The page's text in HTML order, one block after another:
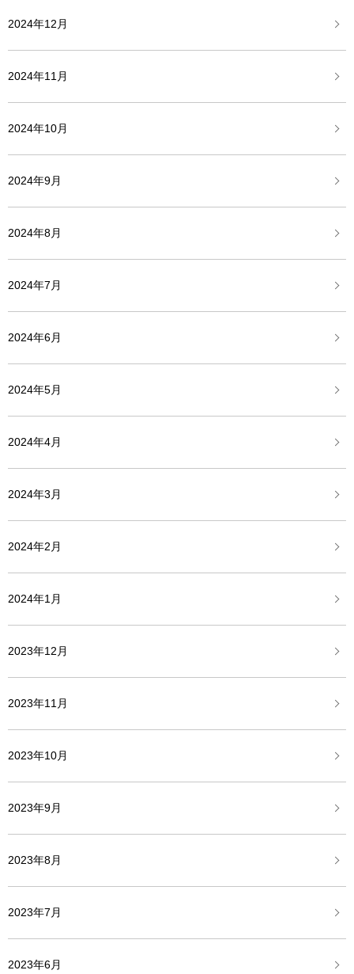
2024年12月
2024年11月
2024年10月
2024年9月
2024年8月
2024年7月
2024年6月
2024年5月
2024年4月
2024年3月
2024年2月
2024年1月
2023年12月
2023年11月
2023年10月
2023年9月
2023年8月
2023年7月
2023年6月